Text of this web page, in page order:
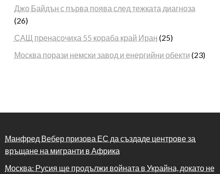
Джо Байдън с първа поява след тежката диагноза
(26)
САЩ пренасочиха 55 кораба край Иран (25)
Москва порази немски завод и енергийни обекти (23)
Манфред Вебер призова ЕС да създаде центрове за
връщане на мигранти в Африка
Москва: Русия ще продължи войната в Украйна, докато не